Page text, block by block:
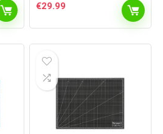
€29.99